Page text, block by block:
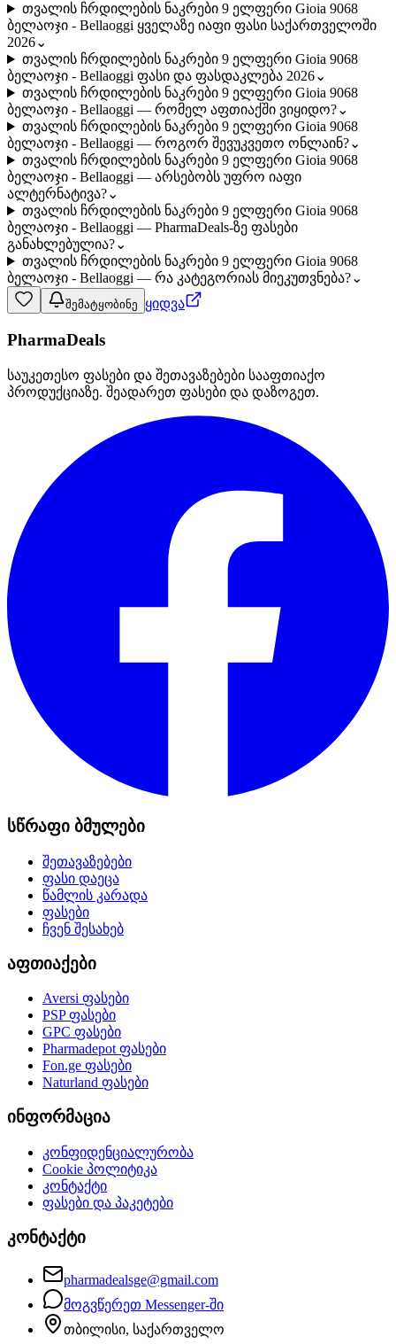
თვალის ჩრდილების ნაკრები 9 ელფერი Gioia 9068
ბელაოჯი - Bellaoggi ყველაზე იაფი ფასი საქართველოში
2026⌄
თვალის ჩრდილების ნაკრები 9 ელფერი Gioia 9068
ბელაოჯი - Bellaoggi ფასი და ფასდაკლება 2026⌄
თვალის ჩრდილების ნაკრები 9 ელფერი Gioia 9068
ბელაოჯი - Bellaoggi — რომელ აფთიაქში ვიყიდო?⌄
თვალის ჩრდილების ნაკრები 9 ელფერი Gioia 9068
ბელაოჯი - Bellaoggi — როგორ შევუკვეთო ონლაინ?⌄
თვალის ჩრდილების ნაკრები 9 ელფერი Gioia 9068
ბელაოჯი - Bellaoggi — არსებობს უფრო იაფი
ალტერნატივა?⌄
თვალის ჩრდილების ნაკრები 9 ელფერი Gioia 9068
ბელაოჯი - Bellaoggi — PharmaDeals-ზე ფასები
განახლებულია?⌄
თვალის ჩრდილების ნაკრები 9 ელფერი Gioia 9068
ბელაოჯი - Bellaoggi — რა კატეგორიას მიეკუთვნება?⌄
შემატყობინე ყიდვა
PharmaDeals
საუკეთესო ფასები და შეთავაზებები სააფთიაქო
პროდუქციაზე. შეადარეთ ფასები და დაზოგეთ.
სწრაფი ბმულები
შეთავაზებები
ფასი დაეცა
წამლის კარადა
ფასები
ჩვენ შესახებ
აფთიაქები
Aversi ფასები
PSPფასები
GPC ფასები
Pharmadepotფასები
Fon.ge ფასები
Naturland ფასები
ინფორმაცია
კონფიდენციალურობა
Cookie პოლიტიკა
კონტაქტი
ფასები და პაკეტები
კონტაქტი
pharmadealsge@gmail.com
მოგვწერეთ Messenger-ში
თბილისი, საქართველო